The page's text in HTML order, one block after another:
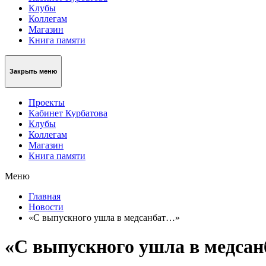
Клубы
Коллегам
Магазин
Книга памяти
Закрыть меню
Проекты
Кабинет Курбатова
Клубы
Коллегам
Магазин
Книга памяти
Меню
Главная
Новости
«С выпускного ушла в медсанбат…»
«С выпускного ушла в